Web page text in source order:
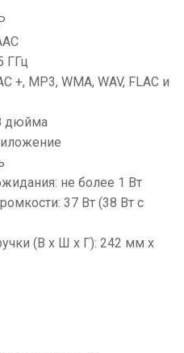
ГГц
MP3, WMA, WAV, FLAC и
дюйма
не более 1 Вт
37 Вт (38 Вт с
(В x Ш x Г): 242 мм x